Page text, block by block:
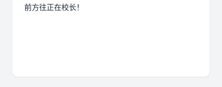
前方往正在校长！